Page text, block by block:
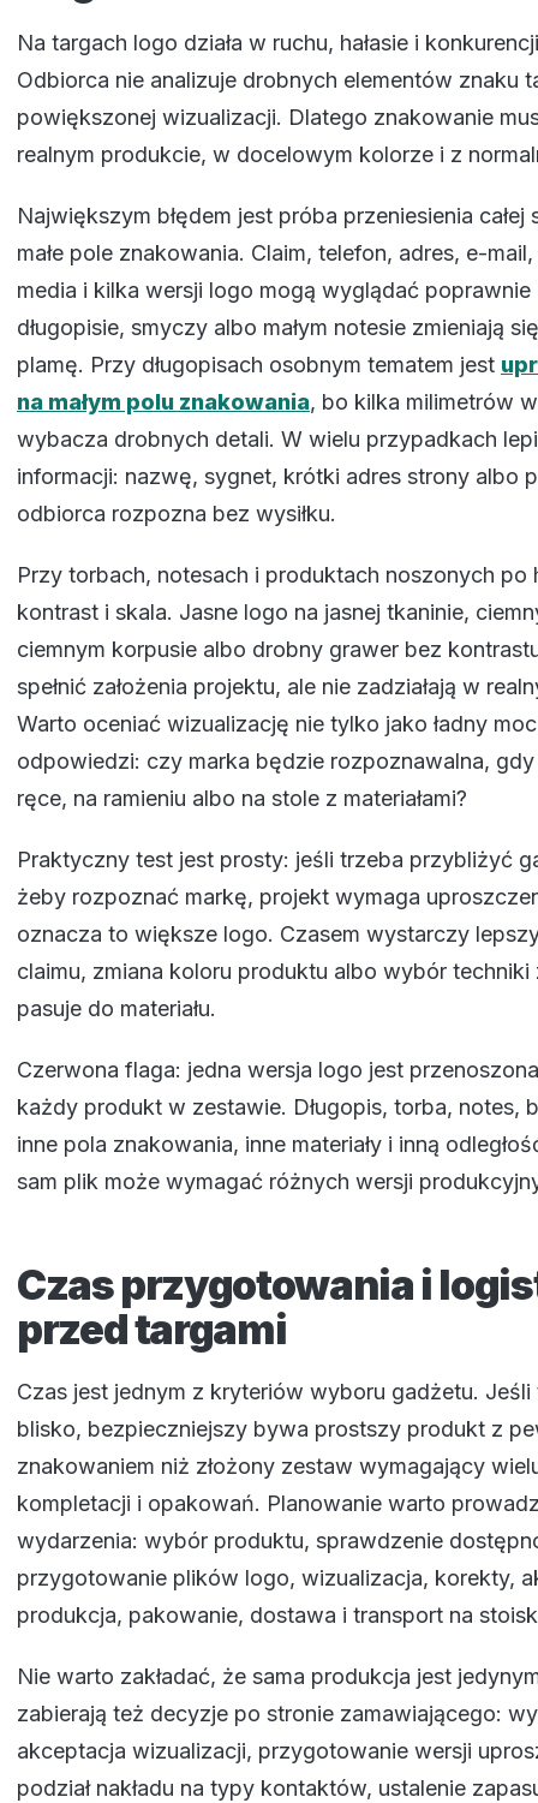
Na targach logo działa w ruchu, hałasie i
Odbiorca nie analizuje drobnych elementów znaku
powiększonej wizualizacji. Dlatego znakowanie
realnym produkcie, w docelowym kolorze i z
Największym błędem jest próba przeniesienia
małe pole znakowania. Claim, telefon, adres, e-
media i kilka wersji logo mogą wyglądać poprawnie
długopisie, smyczy albo małym notesie zmieniają
plamę. Przy długopisach osobnym tematem jest
na małym polu znakowania, bo kilka milimetrów
wybacza drobnych detali. W wielu przypadkach
informacji: nazwę, sygnet, krótki adres strony albo
odbiorca rozpozna bez wysiłku.
Przy torbach, notesach i produktach noszonych po
kontrast i skala. Jasne logo na jasnej tkaninie,
ciemnym korpusie albo drobny grawer bez
spełnić założenia projektu, ale nie zadziałają w
Warto oceniać wizualizację nie tylko jako ładny
odpowiedzi: czy marka będzie rozpoznawalna,
ręce, na ramieniu albo na stole z materiałami?
Praktyczny test jest prosty: jeśli trzeba przybliżyć
żeby rozpoznać markę, projekt wymaga
oznacza to większe logo. Czasem wystarczy
claimu, zmiana koloru produktu albo wybór
pasuje do materiału.
Czerwona flaga: jedna wersja logo jest
każdy produkt w zestawie. Długopis, torba, notes,
inne pola znakowania, inne materiały i inną
sam plik może wymagać różnych wersji
Czas przygotowania i
przed targami
Czas jest jednym z kryteriów wyboru gadżetu.
blisko, bezpieczniejszy bywa prostszy produkt z
znakowaniem niż złożony zestaw wymagający
kompletacji i opakowań. Planowanie warto
wydarzenia: wybór produktu, sprawdzenie
przygotowanie plików logo, wizualizacja, korekty,
produkcja, pakowanie, dostawa i transport na
Nie warto zakładać, że sama produkcja jest
zabierają też decyzje po stronie zamawiającego:
akceptacja wizualizacji, przygotowanie wersji
podział nakładu na typy kontaktów, ustalenie